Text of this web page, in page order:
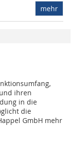
mehr
ihren
in die
die
GmbH mehr